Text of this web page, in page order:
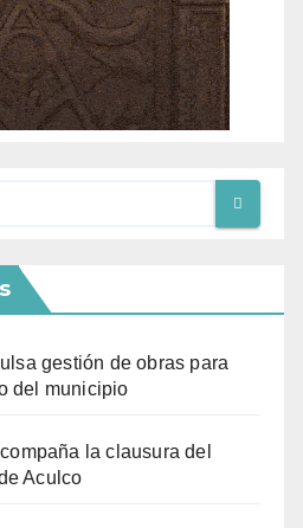
gestión de obras para
del municipio
la clausura del
Aculco